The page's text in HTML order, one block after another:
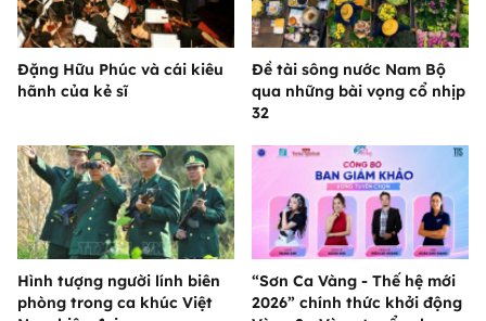
Đặng Hữu Phúc và cái kiêu
hãnh của kẻ sĩ
Đề tài sông nước Nam Bộ
qua những bài vọng cổ nhịp
32
Hình tượng người lính biên
phòng trong ca khúc Việt
“Sơn Ca Vàng - Thế hệ mới
2026” chính thức khởi động